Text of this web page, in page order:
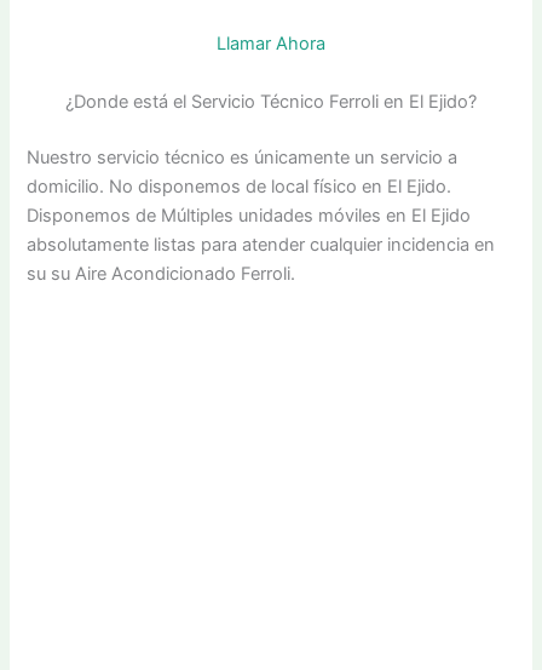
Llamar Ahora
¿Donde está el Servicio Técnico Ferroli en El Ejido?
Nuestro servicio técnico es únicamente un servicio a
domicilio. No disponemos de local físico en El Ejido.
Disponemos de Múltiples unidades móviles en El Ejido
absolutamente listas para atender cualquier incidencia en
su su Aire Acondicionado Ferroli.